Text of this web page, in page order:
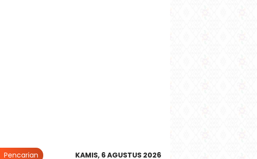
Pencarian KAMIS, 6 AGUSTUS 2026